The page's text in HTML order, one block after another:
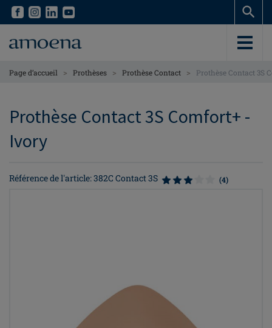
Skip
content
Skip
content
Page d’accueil > Prothèses > Prothèse Contact > Prothèse Contact 3S
Prothèse Contact 3S Comfort+ -
Ivory
Référence de l'article: 382C Contact 3S (4)